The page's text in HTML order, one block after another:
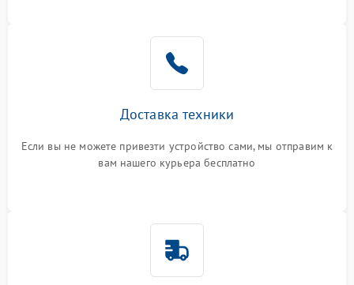
Доставка техники
Если вы не можете привезти устройство сами, мы отправим к
вам нашего курьера бесплатно